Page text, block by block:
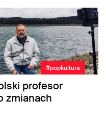
#popkultura
profesor
zmianach